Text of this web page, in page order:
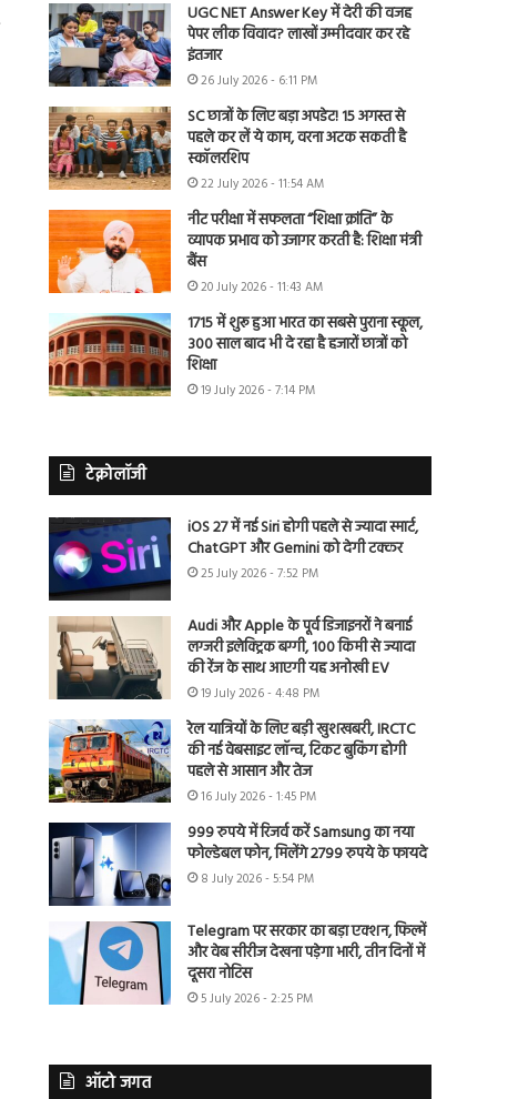
UGC NET Answer Key में देरी की वजह
पेपर लीक विवाद? लाखों उम्मीदवार कर रहे
इंतजार
26 July 2026 - 6:11 PM
SC छात्रों के लिए बड़ा अपडेट! 15 अगस्त से
पहले कर लें ये काम, वरना अटक सकती है
स्कॉलरशिप
22 July 2026 - 11:54 AM
नीट परीक्षा में सफलता “शिक्षा क्रांति” के
व्यापक प्रभाव को उजागर करती है: शिक्षा मंत्री
बैंस
20 July 2026 - 11:43 AM
1715 में शुरू हुआ भारत का सबसे पुराना स्कूल,
300 साल बाद भी दे रहा है हजारों छात्रों को
शिक्षा
19 July 2026 - 7:14 PM
टेक्नोलॉजी
iOS 27 में नई Siri होगी पहले से ज्यादा स्मार्ट,
ChatGPT और Gemini को देगी टक्कर
25 July 2026 - 7:52 PM
Audi और Apple के पूर्व डिजाइनरों ने बनाई
लग्जरी इलेक्ट्रिक बग्गी, 100 किमी से ज्यादा
की रेंज के साथ आएगी यह अनोखी EV
19 July 2026 - 4:48 PM
रेल यात्रियों के लिए बड़ी खुशखबरी, IRCTC
की नई वेबसाइट लॉन्च, टिकट बुकिंग होगी
पहले से आसान और तेज
16 July 2026 - 1:45 PM
999 रुपये में रिजर्व करें Samsung का नया
फोल्डेबल फोन, मिलेंगे 2799 रुपये के फायदे
8 July 2026 - 5:54 PM
Telegram पर सरकार का बड़ा एक्शन, फिल्में
और वेब सीरीज देखना पड़ेगा भारी, तीन दिनों में
दूसरा नोटिस
5 July 2026 - 2:25 PM
ऑटो जगत